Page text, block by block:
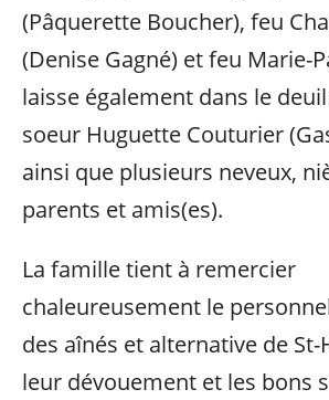
(Pâquerette Boucher), feu
(Denise Gagné) et feu Marie-
laisse également dans le
soeur Huguette Couturier
ainsi que plusieurs neveux,
parents et amis(es).
La famille tient à remercier
chaleureusement le
des aînés et alternative de
leur dévouement et les bons